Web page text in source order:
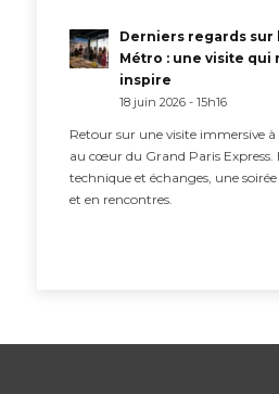
Derniers regards sur
Métro : une visite qui
inspire
18 juin 2026 - 15h16
Retour sur une visite immersive
au cœur du Grand Paris Express.
technique et échanges, une
et en rencontres.